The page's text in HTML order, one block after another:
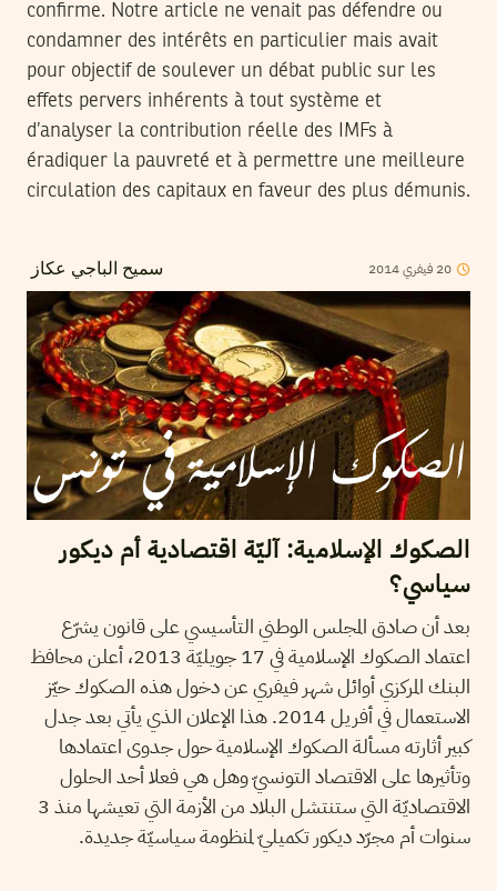
confirme. Notre article ne venait pas défendre ou
condamner des intérêts en particulier mais avait
pour objectif de soulever un débat public sur les
effets pervers inhérents à tout système et
d’analyser la contribution réelle des IMFs à
éradiquer la pauvreté et à permettre une meilleure
circulation des capitaux en faveur des plus démunis.
سميح الباجي عكاز 20 فيفري2014
الصكوك الإسلامية: آليّة اقتصادية أم ديكور
سياسي؟
بعد أن صادق المجلس الوطني التأسيسي على قانون يشرّع
اعتماد الصكوك الإسلامية في 17 جويليّة 2013، أعلن محافظ
البنك المركزي أوائل شهر فيفري عن دخول هذه الصكوك حيّز
الاستعمال في أفريل 2014. هذا الإعلان الذي يأتي بعد جدل
كبير أثارته مسألة الصكوك الإسلامية حول جدوى اعتمادها
وتأثيرها على الاقتصاد التونسيّ وهل هي فعلا أحد الحلول
الاقتصاديّة التي ستنتشل البلاد من الأزمة التي تعيشها منذ 3
سنوات أم مجرّد ديكور تكميليّ لمنظومة سياسيّة جديدة.